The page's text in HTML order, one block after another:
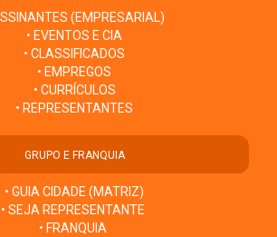
(EMPRESARIAL)
• EVENTOS E CIA
• CLASSIFICADOS
• EMPREGOS
• CURRÍCULOS
• REPRESENTANTES
GRUPO E FRANQUIA
• GUIA CIDADE (MATRIZ)
• SEJA REPRESENTANTE
• FRANQUIA